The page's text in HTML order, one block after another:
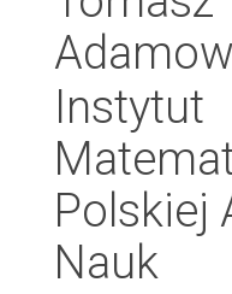
Instytut
Polskiej
Nauk